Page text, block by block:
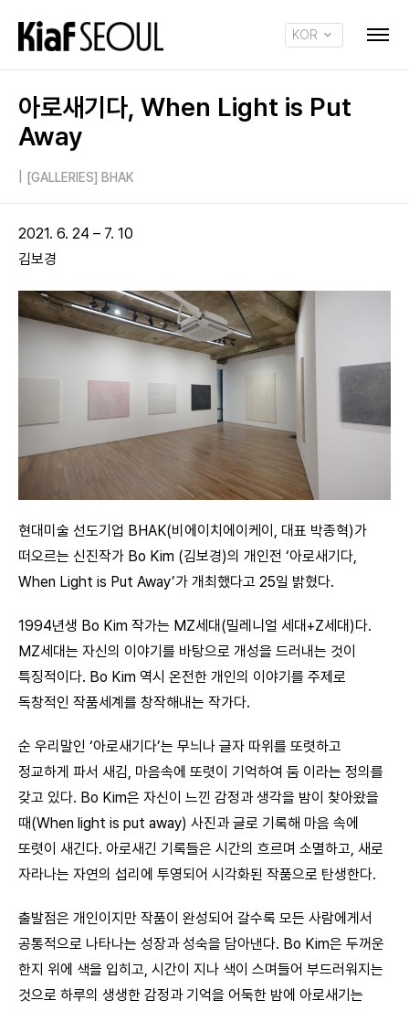
KOR
아로새기다, When Light is Put
Away
[GALLERIES] BHAK
2021. 6. 24 – 7. 10
김보경
현대미술 선도기업 BHAK(비에이치에이케이, 대표 박종혁)가
떠오르는 신진작가 Bo Kim (김보경)의 개인전 ‘아로새기다,
When Light is Put Away’가 개최했다고 25일 밝혔다.
1994년생 Bo Kim 작가는 MZ세대(밀레니얼 세대+Z세대)다.
MZ세대는 자신의 이야기를 바탕으로 개성을 드러내는 것이
특징적이다. Bo Kim 역시 온전한 개인의 이야기를 주제로
독창적인 작품세계를 창작해내는 작가다.
순 우리말인 ‘아로새기다’는 무늬나 글자 따위를 또렷하고
정교하게 파서 새김, 마음속에 또렷이 기억하여 둠 이라는 정의를
갖고 있다. Bo Kim은 자신이 느낀 감정과 생각을 밤이 찾아왔을
때(When light is put away) 사진과 글로 기록해 마음 속에
또렷이 새긴다. 아로새긴 기록들은 시간의 흐르며 소멸하고, 새로
자라나는 자연의 섭리에 투영되어 시각화된 작품으로 탄생한다.
출발점은 개인이지만 작품이 완성되어 갈수록 모든 사람에게서
공통적으로 나타나는 성장과 성숙을 담아낸다. Bo Kim은 두꺼운
한지 위에 색을 입히고, 시간이 지나 색이 스며들어 부드러워지는
것으로 하루의 생생한 감정과 기억을 어둑한 밤에 아로새기는